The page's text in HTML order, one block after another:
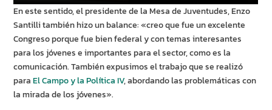
En este sentido, el presidente de la Mesa de Juventudes, Enzo
Santilli también hizo un balance: «creo que fue un excelente
Congreso porque fue bien federal y con temas interesantes
para los jóvenes e importantes para el sector, como es la
comunicación. También expusimos el trabajo que se realizó
paraEl Campo y la Política IV, abordando las problemáticas con
la mirada de los jóvenes».